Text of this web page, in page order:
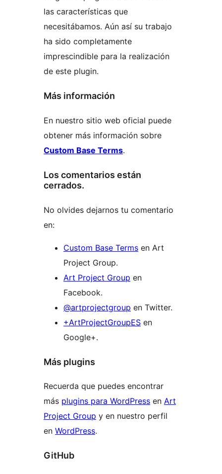
las características que
necesitábamos. Aún así su trabajo
ha sido completamente
imprescindible para la realización
de este plugin.
Más información
En nuestro sitio web oficial puede
obtener más información sobre
Custom Base Terms.
Los comentarios están
cerrados.
No olvides dejarnos tu comentario
en:
Custom Base Terms en Art
Project Group.
Art Project Group en
Facebook.
@artprojectgroup en Twitter.
+ArtProjectGroupES en
Google+.
Más plugins
Recuerda que puedes encontrar
más plugins para WordPress en Art
Project Group y en nuestro perfil
en WordPress.
GitHub